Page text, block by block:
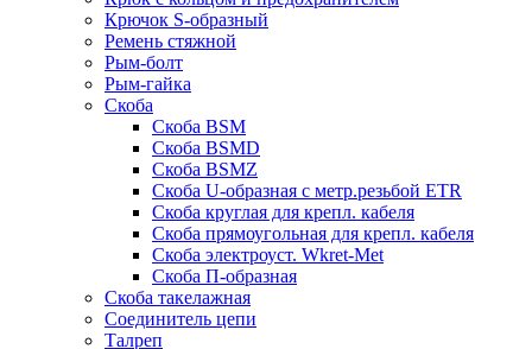
Крючок S-образный
Ремень стяжной
Рым-болт
Рым-гайка
Скоба
Скоба BSM
Скоба BSMD
Скоба BSMZ
Скоба U-образная с метр.резьбой ETR
Скоба круглая для крепл. кабеля
Скоба прямоугольная для крепл. кабеля
Скоба электроуст. Wkret-Met
Скоба П-образная
Скоба такелажная
Соединитель цепи
Талреп